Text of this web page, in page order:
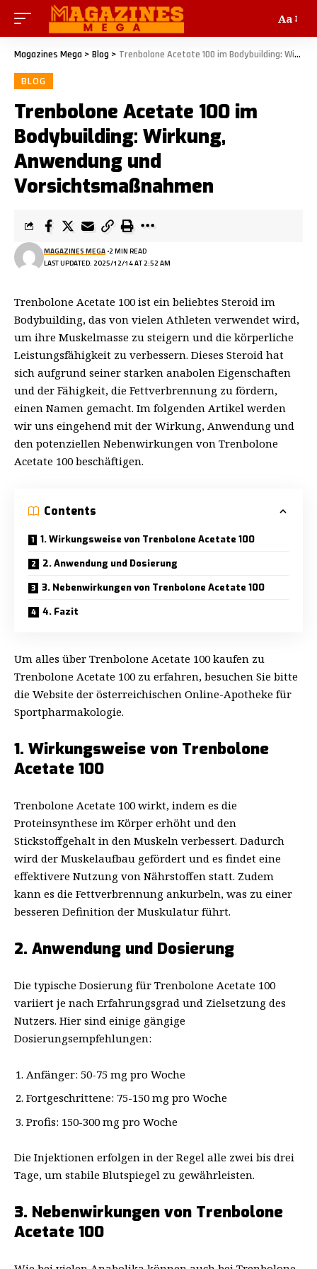
Aa
Magazines Mega > Blog > Trenbolone Acetate 100 im Bodybuilding: Wirkung, Anwendung und Vorsichtsmaßnahmen
BLOG
Trenbolone Acetate 100 im
Bodybuilding: Wirkung,
Anwendung und
Vorsichtsmaßnahmen
LAST UPDATED: 2025/12/14 AT 2:52 AM
MAGAZINES MEGA 2 MIN READ
Trenbolone Acetate 100 ist ein beliebtes Steroid im
Bodybuilding, das von vielen Athleten verwendet wird,
um ihre Muskelmasse zu steigern und die körperliche
Leistungsfähigkeit zu verbessern. Dieses Steroid hat
sich aufgrund seiner starken anabolen Eigenschaften
und der Fähigkeit, die Fettverbrennung zu fördern,
einen Namen gemacht. Im folgenden Artikel werden
wir uns eingehend mit der Wirkung, Anwendung und
den potenziellen Nebenwirkungen von Trenbolone
Acetate 100 beschäftigen.
Contents
1. Wirkungsweise von Trenbolone Acetate 100
2. Anwendung und Dosierung
3. Nebenwirkungen von Trenbolone Acetate 100
4. Fazit
Um alles über Trenbolone Acetate 100 kaufen zu
Trenbolone Acetate 100 zu erfahren, besuchen Sie bitte
die Website der österreichischen Online-Apotheke für
Sportpharmakologie.
1. Wirkungsweise von Trenbolone
Acetate 100
Trenbolone Acetate 100 wirkt, indem es die
Proteinsynthese im Körper erhöht und den
Stickstoffgehalt in den Muskeln verbessert. Dadurch
wird der Muskelaufbau gefördert und es findet eine
effektivere Nutzung von Nährstoffen statt. Zudem
kann es die Fettverbrennung ankurbeln, was zu einer
besseren Definition der Muskulatur führt.
2. Anwendung und Dosierung
Die typische Dosierung für Trenbolone Acetate 100
variiert je nach Erfahrungsgrad und Zielsetzung des
Nutzers. Hier sind einige gängige
Dosierungsempfehlungen:
Anfänger: 50-75 mg pro Woche
Fortgeschrittene: 75-150 mg pro Woche
Profis: 150-300 mg pro Woche
Die Injektionen erfolgen in der Regel alle zwei bis drei
Tage, um stabile Blutspiegel zu gewährleisten.
3. Nebenwirkungen von Trenbolone
Acetate 100